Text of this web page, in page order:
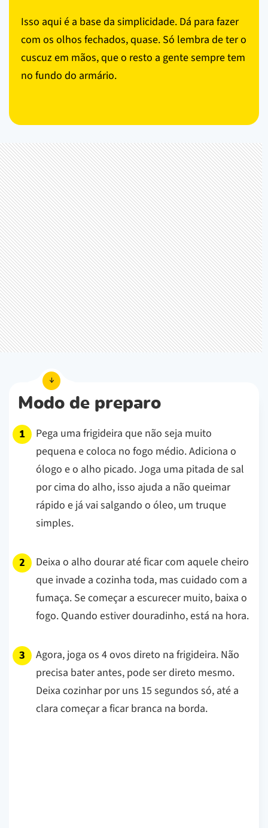
Isso aqui é a base da simplicidade. Dá para fazer
com os olhos fechados, quase. Só lembra de ter o
cuscuz em mãos, que o resto a gente sempre tem
no fundo do armário.
Modo de preparo
Pega uma frigideira que não seja muito
pequena e coloca no fogo médio. Adiciona o
ólogo e o alho picado. Joga uma pitada de sal
por cima do alho, isso ajuda a não queimar
rápido e já vai salgando o óleo, um truque
simples.
Deixa o alho dourar até ficar com aquele cheiro
que invade a cozinha toda, mas cuidado com a
fumaça. Se começar a escurecer muito, baixa o
fogo. Quando estiver douradinho, está na hora.
Agora, joga os 4 ovos direto na frigideira. Não
precisa bater antes, pode ser direto mesmo.
Deixa cozinhar por uns 15 segundos só, até a
clara começar a ficar branca na borda.